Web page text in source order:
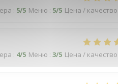
: 5/5 Меню : 5/5 Цена / качество
: 4/5 Меню : 3/5 Цена / качество